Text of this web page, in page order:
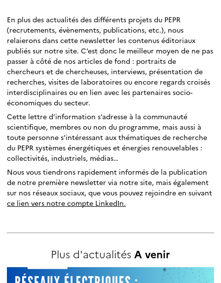
En plus des actualités des différents projets du PEPR
(recrutements, évènements, publications, etc.), nous
relaierons dans cette newsletter les contenus éditoriaux
publiés sur notre site. C’est donc le meilleur moyen de ne pas
passer à côté de nos articles de fond : portraits de
chercheurs et de chercheuses, interviews, présentation de
recherches, visites de laboratoires ou encore regards croisés
interdisciplinaires ou en lien avec les partenaires socio-
économiques du secteur.
Cette lettre d’information s’adresse à la communauté
scientifique, membres ou non du programme, mais aussi à
toute personne s’intéressant aux thématiques de recherche
du PEPR systèmes énergétiques et énergies renouvelables :
collectivités, industriels, médias…
Nous vous tiendrons rapidement informés de la publication
de notre première newsletter via notre site, mais également
sur nos réseaux sociaux, que vous pouvez rejoindre en suivant
ce lien vers notre compte LinkedIn.
Plus d'actualités A venir